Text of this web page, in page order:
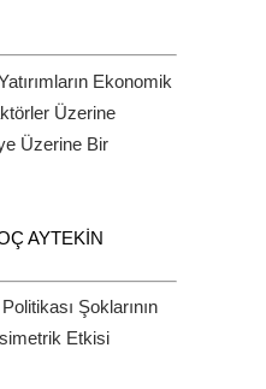
Ekonomik
Üzerine
Üzerine Bir
AYTEKİN
Şoklarının
Etkisi